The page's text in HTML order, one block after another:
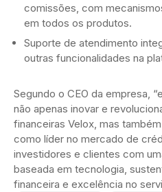
comissões, com
em todos os produtos.
Suporte de atendimento
outras funcionalidades na
Segundo o CEO da empresa,
não apenas inovar e
financeiras Velox, mas
como líder no mercado de
investidores e clientes com
baseada em tecnologia,
financeira e excelência no